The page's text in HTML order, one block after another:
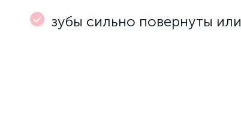
зубы сильно повернуты